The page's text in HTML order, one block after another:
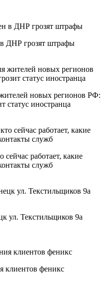
ДНР грозят штрафы
новых регионов РФ:
статус иностранца
работает, какие
служб
ул. Текстильщиков 9а
клиентов феникс